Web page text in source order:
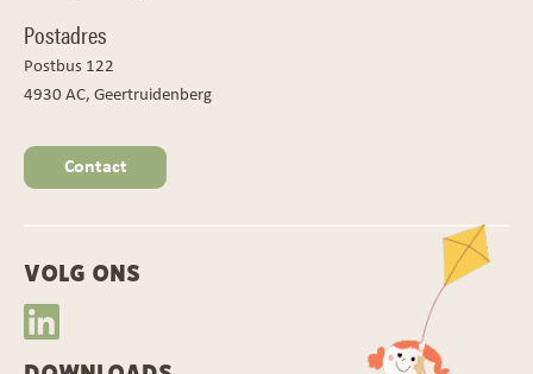
Postadres
Postbus 122
4930 AC, Geertruidenberg
Contact
VOLG ONS